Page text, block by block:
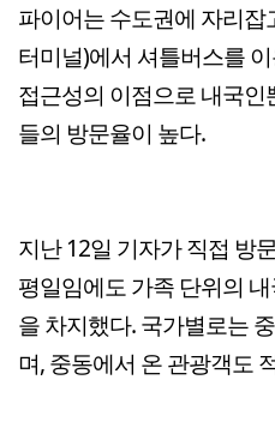
파이어는 수도권에 자리잡
터미널)에서 셔틀버스를
접근성의 이점으로 내국
들의 방문율이 높다.
지난 12일 기자가 직접 방
평일임에도 가족 단위의
을 차지했다. 국가별로는
며, 중동에서 온 관광객도